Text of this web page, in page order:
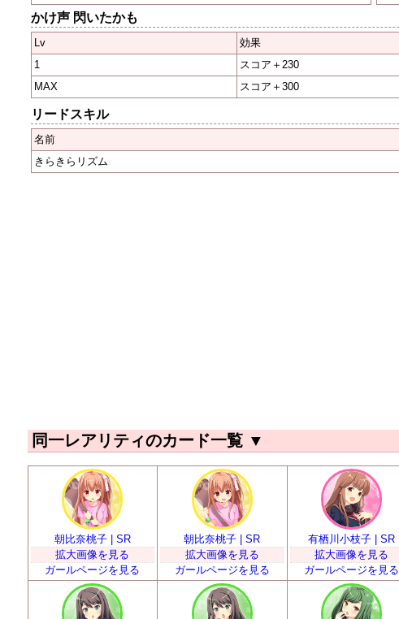
かけ声 閃いたかも
Lv 効果
1
スコア＋230
MAX
スコア＋300
リードスキル
名前
きらきらリズム
同一レアリティのカード一覧 ▼
朝比奈桃子 | SR
拡大画像を見る
ガールページを見る
朝比奈桃子 | SR
拡大画像を見る
ガールページを見る
有栖川小枝子 | SR
拡大画像を見る
ガールページを見る